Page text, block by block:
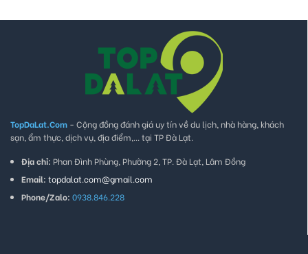
TopDaLat.Com - Cộng đồng đánh giá uy tín về du lịch, nhà hàng, khách
sạn, ẩm thực, dịch vụ, địa điểm,... tại TP Đà Lạt.
Địa chỉ: Phan Đình Phùng, Phường 2, TP. Đà Lạt, Lâm Đồng
Email: topdalat.com@gmail.com
Phone/Zalo: 0938.846.228